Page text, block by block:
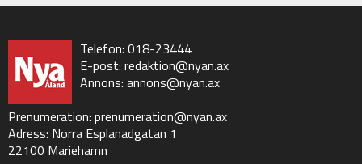
Telefon: 018-23444
E-post: redaktion@nyan.ax
Annons: annons@nyan.ax
Prenumeration: prenumeration@nyan.ax
Adress: Norra Esplanadgatan 1
22100 Mariehamn